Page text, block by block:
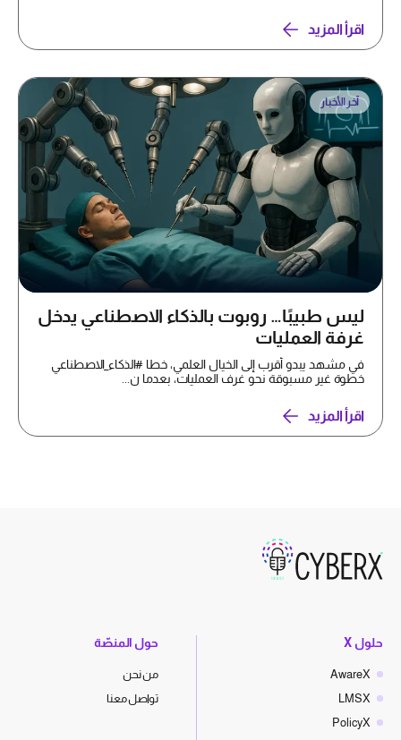
اقرأ المزيد
آخر الأخبار
ليس طبيبًا… روبوت بالذكاء الاصطناعي يدخل
غرفة العمليات
في مشهد يبدو أقرب إلى الخيال العلمي، خطا #الذكاء_الاصطناعي
خطوة غير مسبوقة نحو غرف العمليات، بعدما ن...
اقرأ المزيد
حلول X
AwareX
LMSX
PolicyX
حول المنصّة
من نحن
تواصل معنا